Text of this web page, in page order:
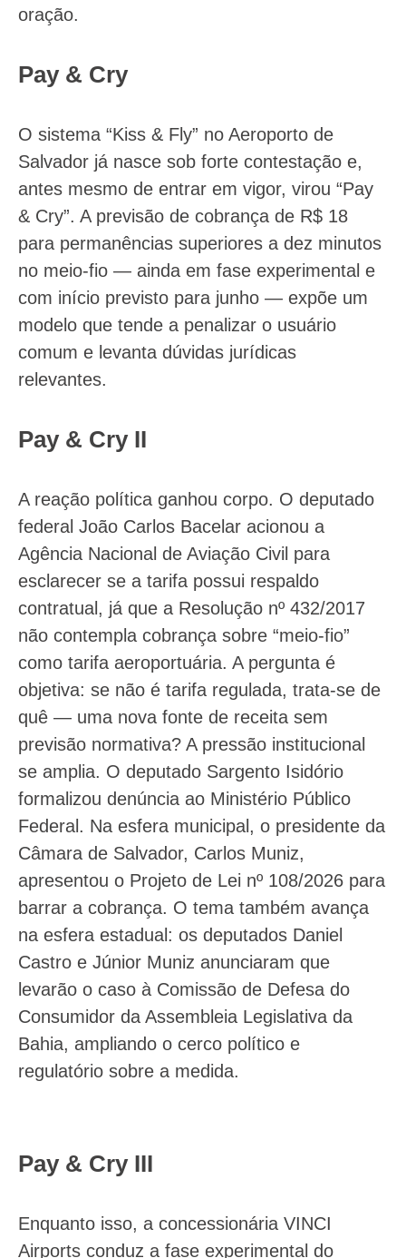
oração.
Pay & Cry
O sistema “Kiss & Fly” no Aeroporto de
Salvador já nasce sob forte contestação e,
antes mesmo de entrar em vigor, virou “Pay
& Cry”. A previsão de cobrança de R$ 18
para permanências superiores a dez minutos
no meio-fio — ainda em fase experimental e
com início previsto para junho — expõe um
modelo que tende a penalizar o usuário
comum e levanta dúvidas jurídicas
relevantes.
Pay & Cry II
A reação política ganhou corpo. O deputado
federal João Carlos Bacelar acionou a
Agência Nacional de Aviação Civil para
esclarecer se a tarifa possui respaldo
contratual, já que a Resolução nº 432/2017
não contempla cobrança sobre “meio-fio”
como tarifa aeroportuária. A pergunta é
objetiva: se não é tarifa regulada, trata-se de
quê — uma nova fonte de receita sem
previsão normativa? A pressão institucional
se amplia. O deputado Sargento Isidório
formalizou denúncia ao Ministério Público
Federal. Na esfera municipal, o presidente da
Câmara de Salvador, Carlos Muniz,
apresentou o Projeto de Lei nº 108/2026 para
barrar a cobrança. O tema também avança
na esfera estadual: os deputados Daniel
Castro e Júnior Muniz anunciaram que
levarão o caso à Comissão de Defesa do
Consumidor da Assembleia Legislativa da
Bahia, ampliando o cerco político e
regulatório sobre a medida.
Pay & Cry III
Enquanto isso, a concessionária VINCI
Airports conduz a fase experimental do